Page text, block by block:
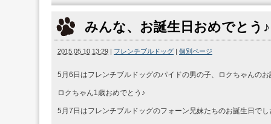
みんな、お誕生日おめでとう♪
2015.05.10 13:29 | フレンチブルドッグ | 個別ページ
5月6日はフレンチブルドッグのパイドの男の子、ロクちゃんの
ロクちゃん1歳おめでとう♪
5月7日はフレンチブルドッグのフォーン兄妹たちのお誕生日でし